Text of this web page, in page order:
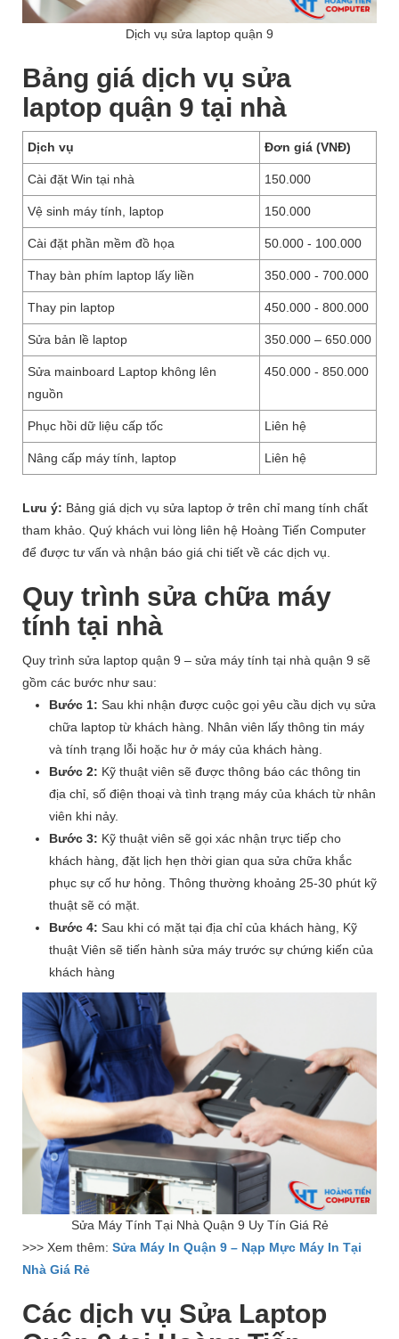
Dịch vụ sửa laptop quận 9
Bảng giá dịch vụ sửa
laptop quận 9 tại nhà
Dịch vụ Đơn giá (VNĐ)
Cài đặt Win tại nhà 150.000
Vệ sinh máy tính, laptop 150.000
Cài đặt phần mềm đồ họa 50.000 - 100.000
Thay bàn phím laptop lấy liền 350.000 - 700.000
Thay pin laptop 450.000 - 800.000
Sửa bản lề laptop 350.000 – 650.000
Sửa mainboard Laptop không lên
nguồn
450.000 - 850.000
Phục hồi dữ liệu cấp tốc Liên hệ
Nâng cấp máy tính, laptop Liên hệ
Lưu ý: Bảng giá dịch vụ sửa laptop ở trên chỉ mang tính chất
tham khảo. Quý khách vui lòng liên hệ Hoàng Tiến Computer
để được tư vấn và nhận báo giá chi tiết về các dịch vụ.
Quy trình sửa chữa máy
tính tại nhà
Quy trình sửa laptop quận 9 – sửa máy tính tại nhà quận 9 sẽ
gồm các bước như sau:
Bước 1: Sau khi nhận được cuộc gọi yêu cầu dịch vụ sửa
chữa laptop từ khách hàng. Nhân viên lấy thông tin máy
và tính trạng lỗi hoặc hư ở máy của khách hàng.
Bước 2: Kỹ thuật viên sẽ được thông báo các thông tin
địa chỉ, số điện thoại và tình trạng máy của khách từ nhân
viên khi nảy.
Bước 3: Kỹ thuật viên sẽ gọi xác nhận trực tiếp cho
khách hàng, đặt lịch hẹn thời gian qua sửa chữa khắc
phục sự cố hư hỏng. Thông thường khoảng 25-30 phút kỹ
thuật sẽ có mặt.
Bước 4: Sau khi có mặt tại địa chỉ của khách hàng, Kỹ
thuật Viên sẽ tiến hành sửa máy trước sự chứng kiến của
khách hàng
Sửa Máy Tính Tại Nhà Quận 9 Uy Tín Giá Rẻ
>>> Xem thêm: Sửa Máy In Quận 9 – Nạp Mực Máy In Tại
Nhà Giá Rẻ
Các dịch vụ Sửa Laptop